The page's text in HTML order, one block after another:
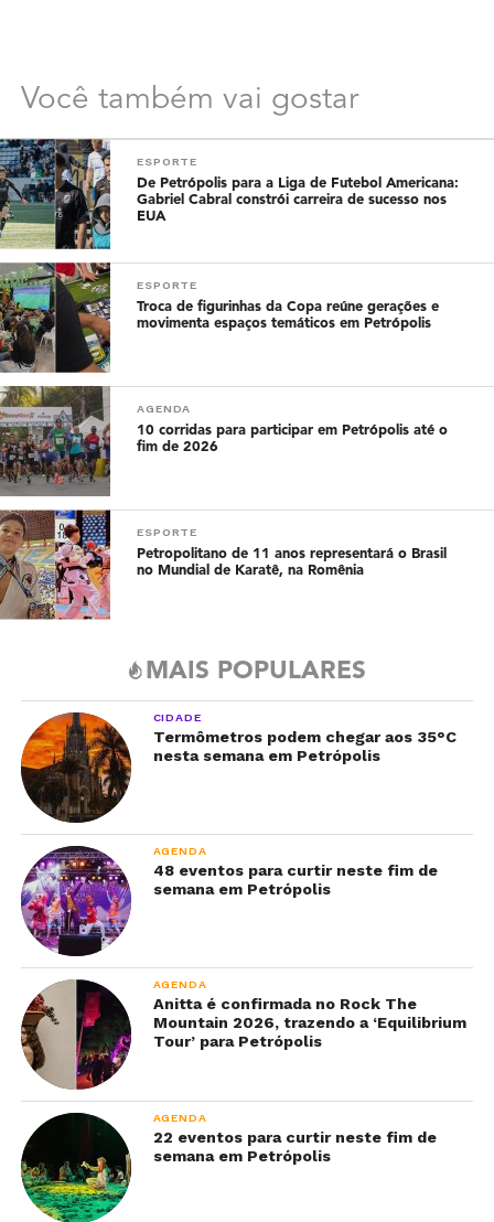
Você também vai gostar
ESPORTE
De Petrópolis para a Liga de Futebol Americana:
Gabriel Cabral constrói carreira de sucesso nos
EUA
ESPORTE
Troca de figurinhas da Copa reúne gerações e
movimenta espaços temáticos em Petrópolis
AGENDA
10 corridas para participar em Petrópolis até o
fim de 2026
ESPORTE
Petropolitano de 11 anos representará o Brasil
no Mundial de Karatê, na Romênia
MAIS POPULARES
CIDADE
Termômetros podem chegar aos 35°C
nesta semana em Petrópolis
AGENDA
48 eventos para curtir neste fim de
semana em Petrópolis
AGENDA
Anitta é confirmada no Rock The
Mountain 2026, trazendo a ‘Equilibrium
Tour’ para Petrópolis
AGENDA
22 eventos para curtir neste fim de
semana em Petrópolis